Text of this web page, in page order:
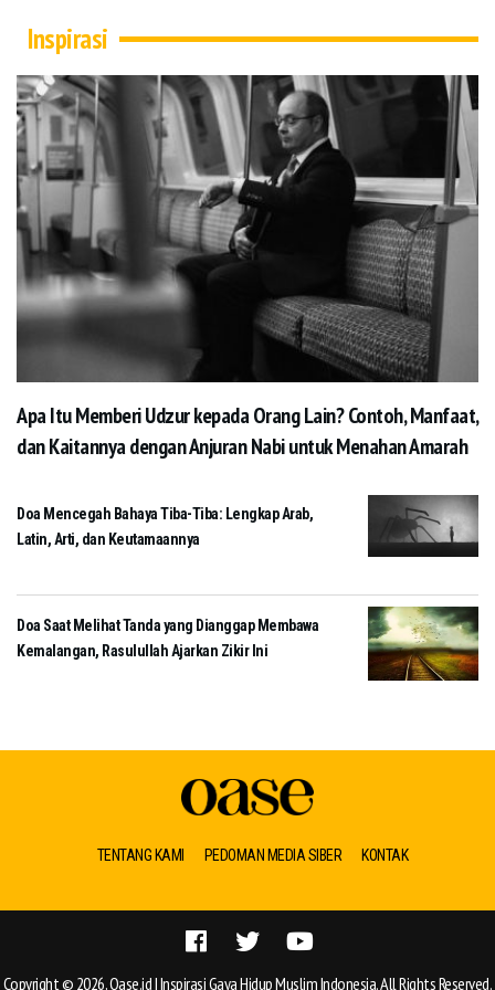
Inspirasi
Apa Itu Memberi Udzur kepada Orang Lain? Contoh, Manfaat,
dan Kaitannya dengan Anjuran Nabi untuk Menahan Amarah
Doa Mencegah Bahaya Tiba-Tiba: Lengkap Arab,
Latin, Arti, dan Keutamaannya
Doa Saat Melihat Tanda yang Dianggap Membawa
Kemalangan, Rasulullah Ajarkan Zikir Ini
TENTANG KAMI PEDOMAN MEDIA SIBER KONTAK
Copyright © 2026, Oase.id | Inspirasi Gaya Hidup Muslim Indonesia. All Rights Reserved.